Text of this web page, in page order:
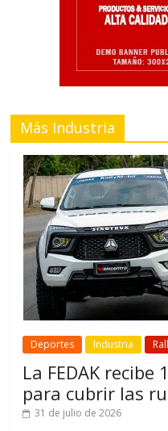
Más Industria
Deportes Industria
La FEDAK
para cubrir las
31 de julio de 2026